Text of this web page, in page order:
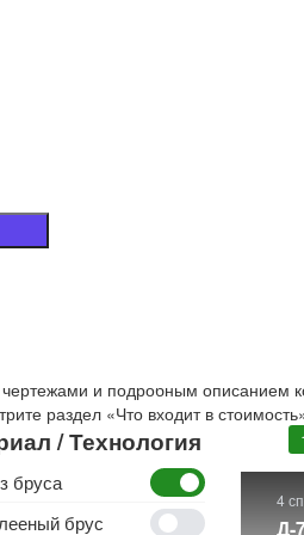
и подробным описанием
раздел «Что входит в
/ Технология
бруса
брус
4
Д-